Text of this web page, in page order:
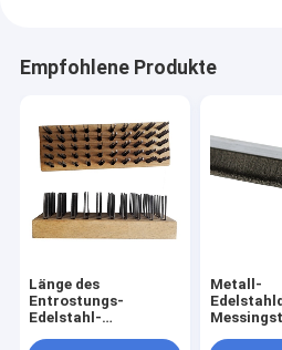
Empfohlene Produkte
Länge des
Entrostungs-
Edelstahl-
Metall-